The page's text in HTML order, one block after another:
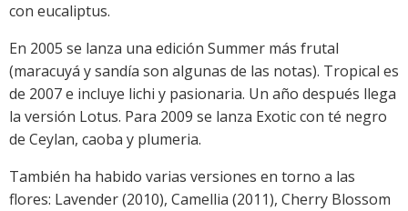
con eucaliptus.
En 2005 se lanza una edición Summer más frutal
(maracuyá y sandía son algunas de las notas). Tropical es
de 2007 e incluye lichi y pasionaria. Un año después llega
la versión Lotus. Para 2009 se lanza Exotic con té negro
de Ceylan, caoba y plumeria.
También ha habido varias versiones en torno a las
flores: Lavender (2010), Camellia (2011), Cherry Blossom